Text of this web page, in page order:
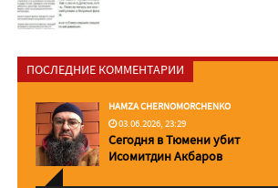
ПОСЛЕДНИЕ КОММЕНТАРИИ
HAMZA CHERNOMORCHENKO
03.06.2026, 23:29
Сегодня в Тюмени убит
Исомитдин Акбаров